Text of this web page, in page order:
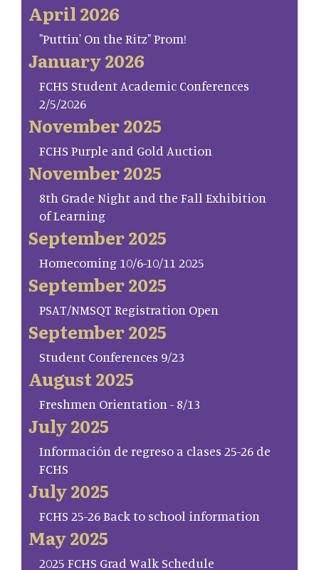
April 2026
"Puttin' On the Ritz" Prom!
January 2026
FCHS Student Academic Conferences
2/5/2026
November 2025
FCHS Purple and Gold Auction
November 2025
8th Grade Night and the Fall Exhibition
of Learning
September 2025
Homecoming 10/6-10/11 2025
September 2025
PSAT/NMSQT Registration Open
September 2025
Student Conferences 9/23
August 2025
Freshmen Orientation - 8/13
July 2025
Información de regreso a clases 25-26 de
FCHS
July 2025
FCHS 25-26 Back to school information
May 2025
2025 FCHS Grad Walk Schedule